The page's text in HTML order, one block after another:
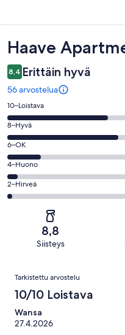
Arvostelut
Haave
8,4 Erittäin hyvä
56 arvostelua
Arvosana
10
-
Loistava.
22
kautta
56
arvostelua
10–Loistava
Arvosana
8
-
Hyvä.
24
kautta
arvostelua
8–Hyvä
Arvosana
6
-
OK.
7
arvostelua
6–OK
Arvosana
4
-
4–Huono
Arvosana
2
arvostelua
2–Hirveä
8,8
Siisteys
Arvostelut
Tarkistettu arvostelu
10/10 Loistava
Wansa
27.4.2026